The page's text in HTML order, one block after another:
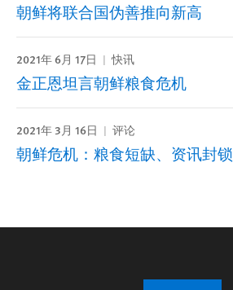
朝鲜将联合国伪善推向新高
2021年 6月 17日 快讯
金正恩坦言朝鲜粮食危机
2021年 3月 16日 评论
朝鲜危机：粮食短缺、资讯封锁